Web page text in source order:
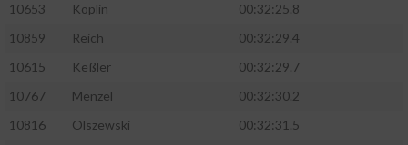
10653
Koplin
00:32:25.8
10859
Reich
00:32:29.4
10615
Keßler
00:32:29.7
10767
Menzel
00:32:30.2
10816
Olszewski
00:32:31.5
Verwendung von Profilen zur Auswahl
Erstellung von Profilen zur Personalisierung
Verwendung von Profilen zur Auswahl